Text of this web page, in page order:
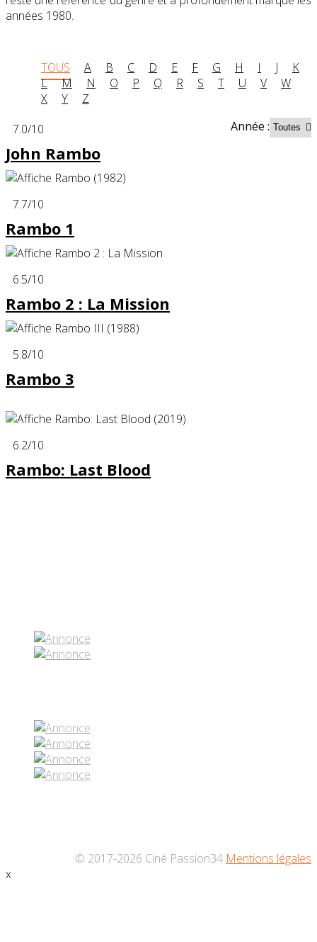
années 1980.
TOUS A B C D E F G H I J
K
L
M N O P Q R S T U V
W
X
Y
Z
Année :
7.0/10
John Rambo
7.7/10
Rambo 1
6.5/10
Rambo 2 : La Mission
5.8/10
Rambo 3
6.2/10
Rambo: Last Blood
© 2017-2026 Ciné Passion34 Mentions légales
x